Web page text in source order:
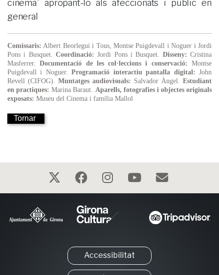
cinema” apropant-lo als afeccionats i públic en
general
Comissaris: Albert Beorlegui i Tous, Montse Puigdevall i Noguer i Jordi
Pons i Busquet. Coordinació: Jordi Pons i Busquet. Disseny: Cristina
Masferrer.Documentació de les col·leccions i conservació: Montse
Puigdevall i Noguer.Programació interactiu pantalla digital: John
Revell (CIFOG). Muntatges audiovisuals: Salvador Àngel. Estudiant
en practiques: Marina Baraut. Aparells, fotografies i objectes originals
exposats: Museu del Cinema i família Mallol
Tornar
Accessibilitat